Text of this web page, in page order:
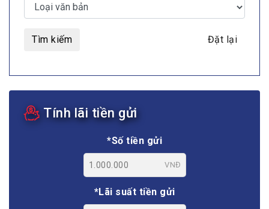
Tìm kiếm Đặt lại
Tính lãi tiền gửi
*Số tiền gửi
VNĐ
*Lãi suất tiền gửi